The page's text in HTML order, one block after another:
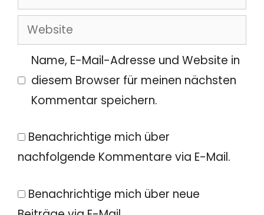
Mail-
Adresse
Website
Name, E-Mail-Adresse und Website in
diesem Browser für meinen nächsten
Kommentar speichern.
Benachrichtige mich über
nachfolgende Kommentare via E-Mail.
Benachrichtige mich über neue